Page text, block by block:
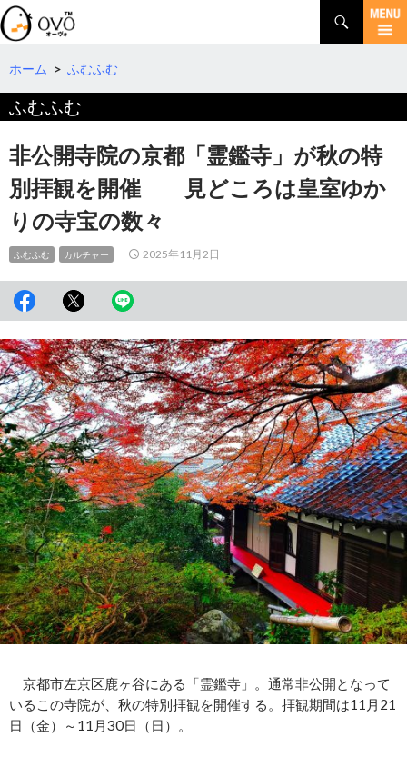
検
索
コ
テ
へ
移
動
ホーム > ふむふむ
ふむふむ
非公開寺院の京都「霊鑑寺」が秋の特
別拝観を開催 見どころは皇室ゆか
りの寺宝の数々
ふむふむ カルチャー 2025年11月2日
京都市左京区鹿ヶ谷にある「霊鑑寺」。通常非公開となって
いるこの寺院が、秋の特別拝観を開催する。拝観期間は11月21
日（金）～11月30日（日）。